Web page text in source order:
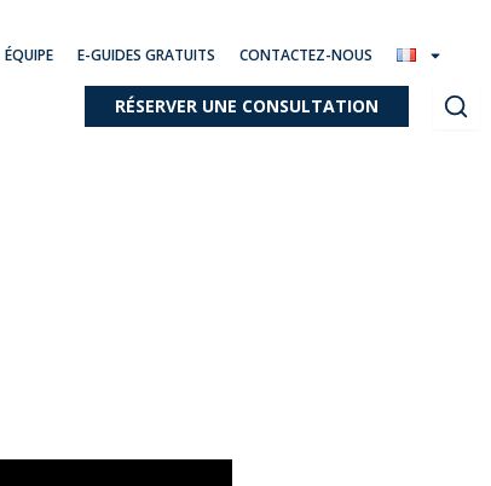
ÉQUIPE E-GUIDES GRATUITS CONTACTEZ-NOUS
RÉSERVER UNE CONSULTATION